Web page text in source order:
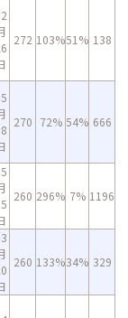
272 103%51% 138
270 72% 54% 666
260 296% 7% 1196
260 133%34% 329